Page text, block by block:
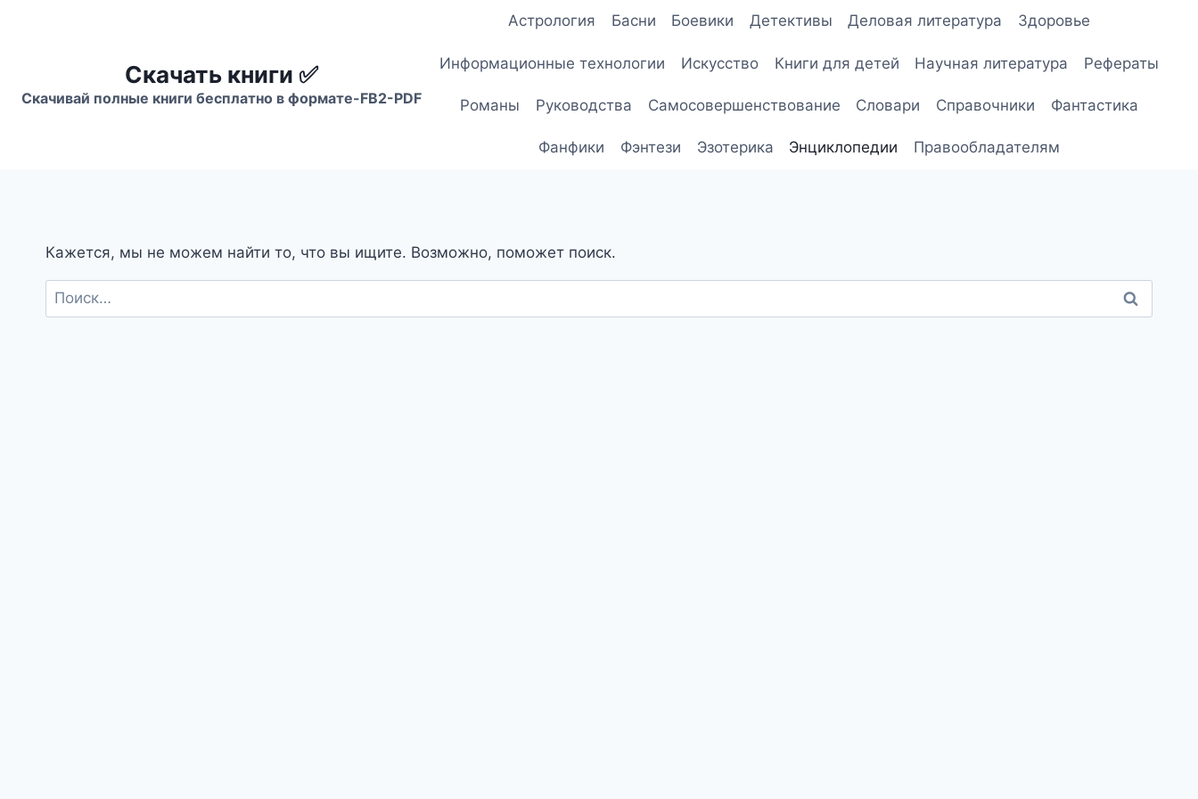
Скачать книги ✅
Скачивай полные книги бесплатно в формате-FB2-PDF
Астрология Басни Боевики Детективы Деловая литература Здоровье
Информационные технологии Искусство Книги для детей Научная литература Рефераты
Романы Руководства Самосовершенствование Словари Справочники Фантастика
Фанфики Фэнтези Эзотерика Энциклопедии Правообладателям
Кажется, мы не можем найти то, что вы ищите. Возможно, поможет поиск.
Найти: